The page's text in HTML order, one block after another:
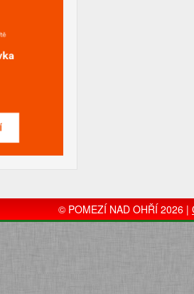
© POMEZÍ NAD OHŘÍ 2026 |